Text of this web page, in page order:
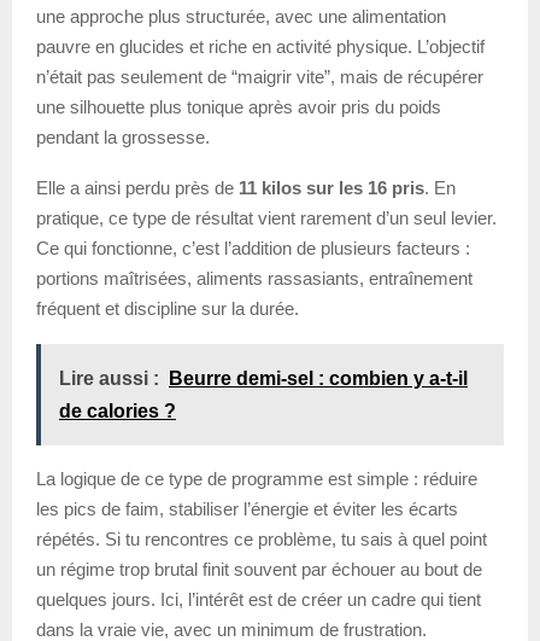
une approche plus structurée, avec une alimentation
pauvre en glucides et riche en activité physique. L’objectif
n’était pas seulement de “maigrir vite”, mais de récupérer
une silhouette plus tonique après avoir pris du poids
pendant la grossesse.
Elle a ainsi perdu près de 11 kilos sur les 16 pris. En
pratique, ce type de résultat vient rarement d’un seul levier.
Ce qui fonctionne, c’est l’addition de plusieurs facteurs :
portions maîtrisées, aliments rassasiants, entraînement
fréquent et discipline sur la durée.
Lire aussi :
Beurre demi-sel : combien y a-t-il
de calories ?
La logique de ce type de programme est simple : réduire
les pics de faim, stabiliser l’énergie et éviter les écarts
répétés. Si tu rencontres ce problème, tu sais à quel point
un régime trop brutal finit souvent par échouer au bout de
quelques jours. Ici, l’intérêt est de créer un cadre qui tient
dans la vraie vie, avec un minimum de frustration.